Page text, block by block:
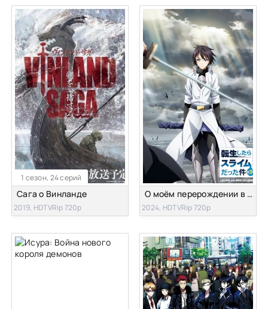
1 сезон, 24 серий
Сага о Винланде
2019, HDTVRip 720p
О моём перерождении в слизь [ТВ-3]
2024, HDTVRip 720p